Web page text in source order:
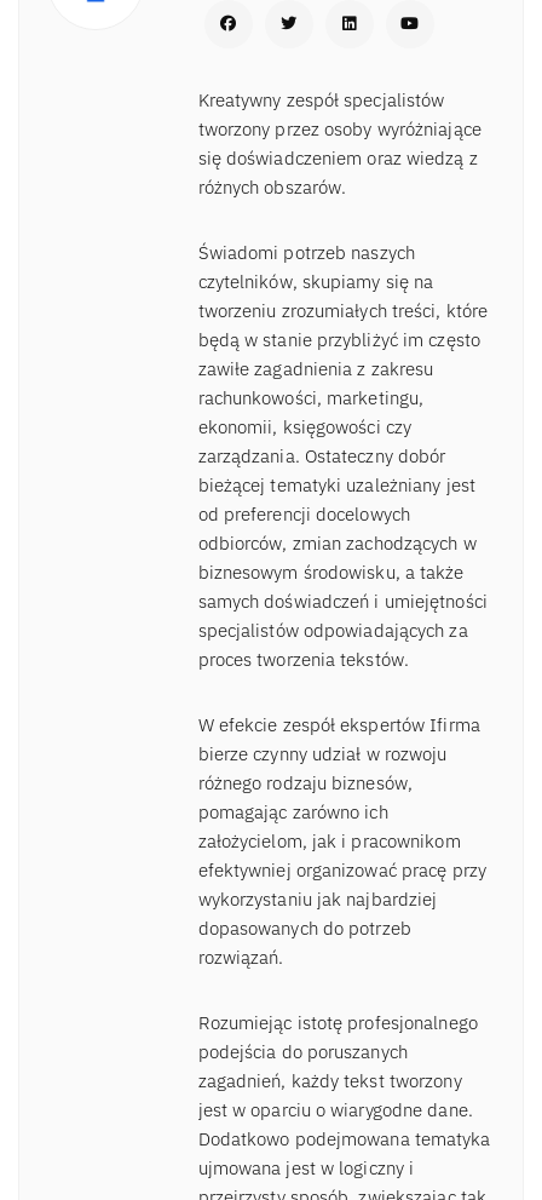
Kreatywny zespół specjalistów
tworzony przez osoby wyróżniające
się doświadczeniem oraz wiedzą z
różnych obszarów.
Świadomi potrzeb naszych
czytelników, skupiamy się na
tworzeniu zrozumiałych treści, które
będą w stanie przybliżyć im często
zawiłe zagadnienia z zakresu
rachunkowości, marketingu,
ekonomii, księgowości czy
zarządzania. Ostateczny dobór
bieżącej tematyki uzależniany jest
od preferencji docelowych
odbiorców, zmian zachodzących w
biznesowym środowisku, a także
samych doświadczeń i umiejętności
specjalistów odpowiadających za
proces tworzenia tekstów.
W efekcie zespół ekspertów Ifirma
bierze czynny udział w rozwoju
różnego rodzaju biznesów,
pomagając zarówno ich
założycielom, jak i pracownikom
efektywniej organizować pracę przy
wykorzystaniu jak najbardziej
dopasowanych do potrzeb
rozwiązań.
Rozumiejąc istotę profesjonalnego
podejścia do poruszanych
zagadnień, każdy tekst tworzony
jest w oparciu o wiarygodne dane.
Dodatkowo podejmowana tematyka
ujmowana jest w logiczny i